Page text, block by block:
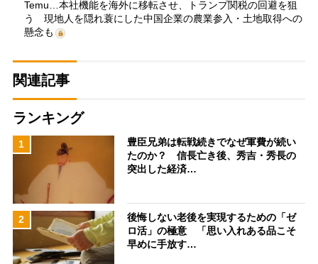
Temu…本社機能を海外に移転させ、トランプ関税の回避を狙
う 現地人を隠れ蓑にした中国企業の農業参入・土地取得への
懸念も
関連記事
ランキング
1
豊臣兄弟は転戦続きでなぜ軍費が続い
たのか？ 信長亡き後、秀吉・秀長の
突出した経済…
2
後悔しない老後を実現するための「ゼ
ロ活」の極意 「思い入れある品こそ
早めに手放す…